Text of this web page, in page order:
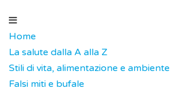
Home
La salute dalla A alla Z
Stili di vita, alimentazione e ambiente
Falsi miti e bufale